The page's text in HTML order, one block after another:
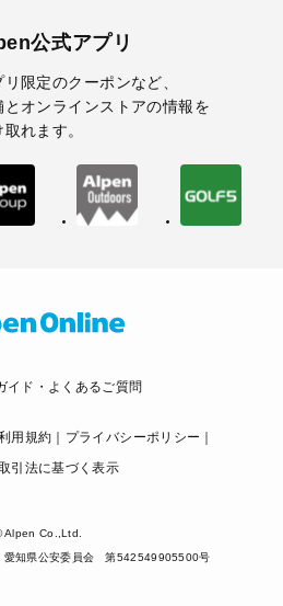
公式アプリ
リ限定のクーポンなど、
とオンラインストアの情報を
れます。
イド・よくあるご質問
用規約
プライバシーポリシー
引法に基づく表示
Alpen Co.,Ltd.
愛知県公安委員会 第542549905500号